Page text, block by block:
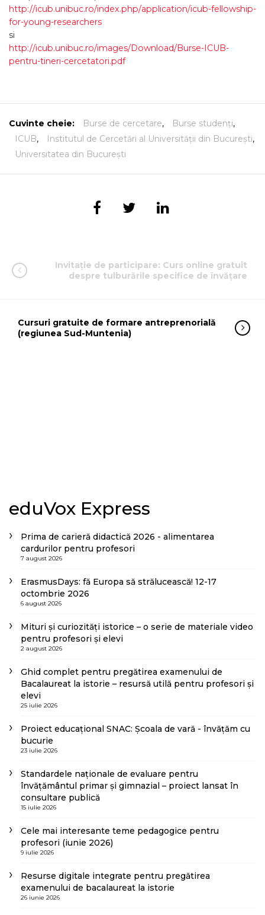
http://icub.unibuc.ro/index.php/application/icub-fellowship-
for-young-researchers
si
http://icub.unibuc.ro/images/Download/Burse-ICUB-
pentru-tineri-cercetatori.pdf
Cuvinte cheie: Burse de cercetare, Burse studenți,
ICUB, Institutul de Cercetări al Universității din București,
Universitatea din București
Invitație de participare: Curs online gratuit
despre tulburările specifice de învățare
Cursuri gratuite de formare antreprenorială
(regiunea Sud-Muntenia)
eduVox Express
Prima de carieră didactică 2026 - alimentarea
cardurilor pentru profesori
7 august 2026
ErasmusDays: fă Europa să strălucească! 12-17
octombrie 2026
6 august 2026
Mituri și curiozități istorice – o serie de materiale video
pentru profesori și elevi
2 august 2026
Ghid complet pentru pregătirea examenului de
Bacalaureat la istorie – resursă utilă pentru profesori și
elevi
25 iulie 2026
Proiect educațional SNAC: Școala de vară - învățăm cu
bucurie
23 iulie 2026
Standardele naționale de evaluare pentru
învățământul primar și gimnazial – proiect lansat în
consultare publică
15 iulie 2026
Cele mai interesante teme pedagogice pentru
profesori (iunie 2026)
9 iulie 2026
Resurse digitale integrate pentru pregătirea
examenului de bacalaureat la istorie
26 iunie 2026